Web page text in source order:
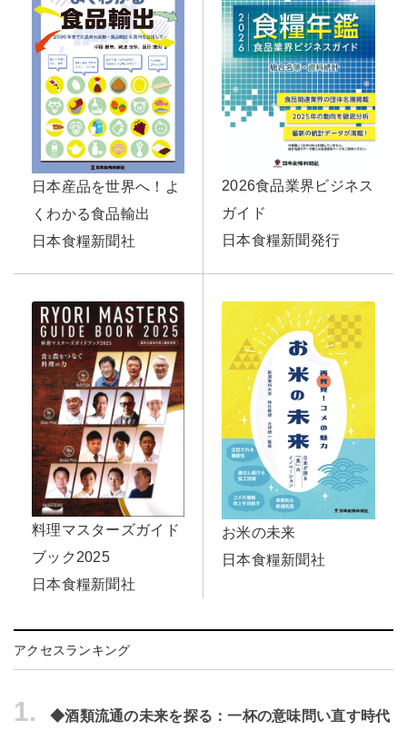
日本産品を世界へ！よ
くわかる食品輸出
日本食糧新聞社
2026食品業界ビジネス
ガイド
日本食糧新聞発行
料理マスターズガイド
ブック2025
日本食糧新聞社
お米の未来
日本食糧新聞社
アクセスランキング
1.
◆酒類流通の未来を探る：一杯の意味問い直す時代